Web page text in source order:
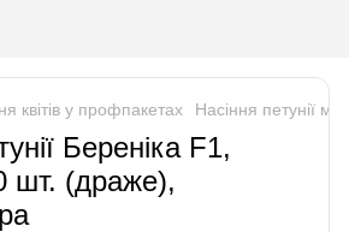
квітів у профпакетах Насіння петунії
Береніка F1,
шт. (драже),